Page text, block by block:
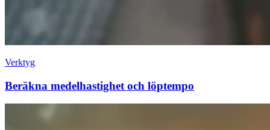
Verktyg
Beräkna medelhastighet och löptempo